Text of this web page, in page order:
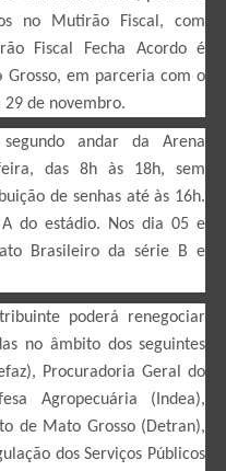
no Mutirão Fiscal, com
Fiscal Fecha Acordo é
em parceria com o
29 de novembro.
andar da Arena
das 8h às 18h, sem
de senhas até às 16h.
do estádio. Nos dia 05 e
Brasileiro da série B e
poderá renegociar
no âmbito dos seguintes
Procuradoria Geral do
Agropecuária (Indea),
de Mato Grosso (Detran),
dos Serviços Públicos